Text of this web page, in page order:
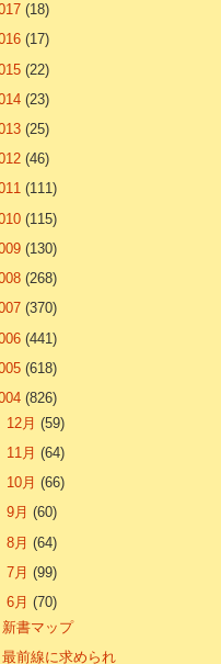
(18)
(17)
(22)
(23)
(25)
(46)
(111)
(115)
(130)
(268)
(370)
(441)
(618)
(826)
12月(59)
11月(64)
10月(66)
9月(60)
8月(64)
7月(99)
6月(70)
新書マップ
最前線に求められ